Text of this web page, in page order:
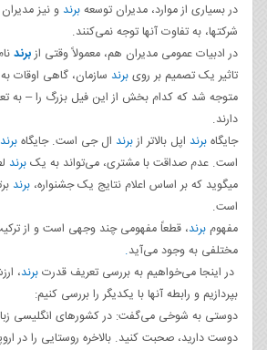
در بسیاری از موارد، مدیران توسعهبرند و نیز
شرکتها، به تفاوت آنها توجه نمی‌کنند.
در ادبیات عمومی مدیران هم، معمولاً وقتی ازبرند
تاثیر یک تصمیم بر رویبرند سازمان، گاهی
متوجه شد که کدام بخش از این فیل بزرگ را – به
دارند.
جایگاهبرند اپل بالاتر ازبرند ال جی است. جایگاهبرند
است. عدم صداقت با مشتری، می‌تواند به یکبرند
میگوید که بر اساس اعلام نتایج یک جشنواره، برند
است.
مفهوم برند، قطعاً مفهومی چند وجهی است و از
مختلفی به وجود می‌آید.
در اینجا می‌خواهیم به بررسی تعریف قدرتبرند،
بپردازیم و رابطه آنها با یکدیگر را بررسی کنیم:
دوستی به شوخی می‌گفت: در کشورهای انگلیسی
دوست دارید، صحبت کنید. بالاخره روستایی را در